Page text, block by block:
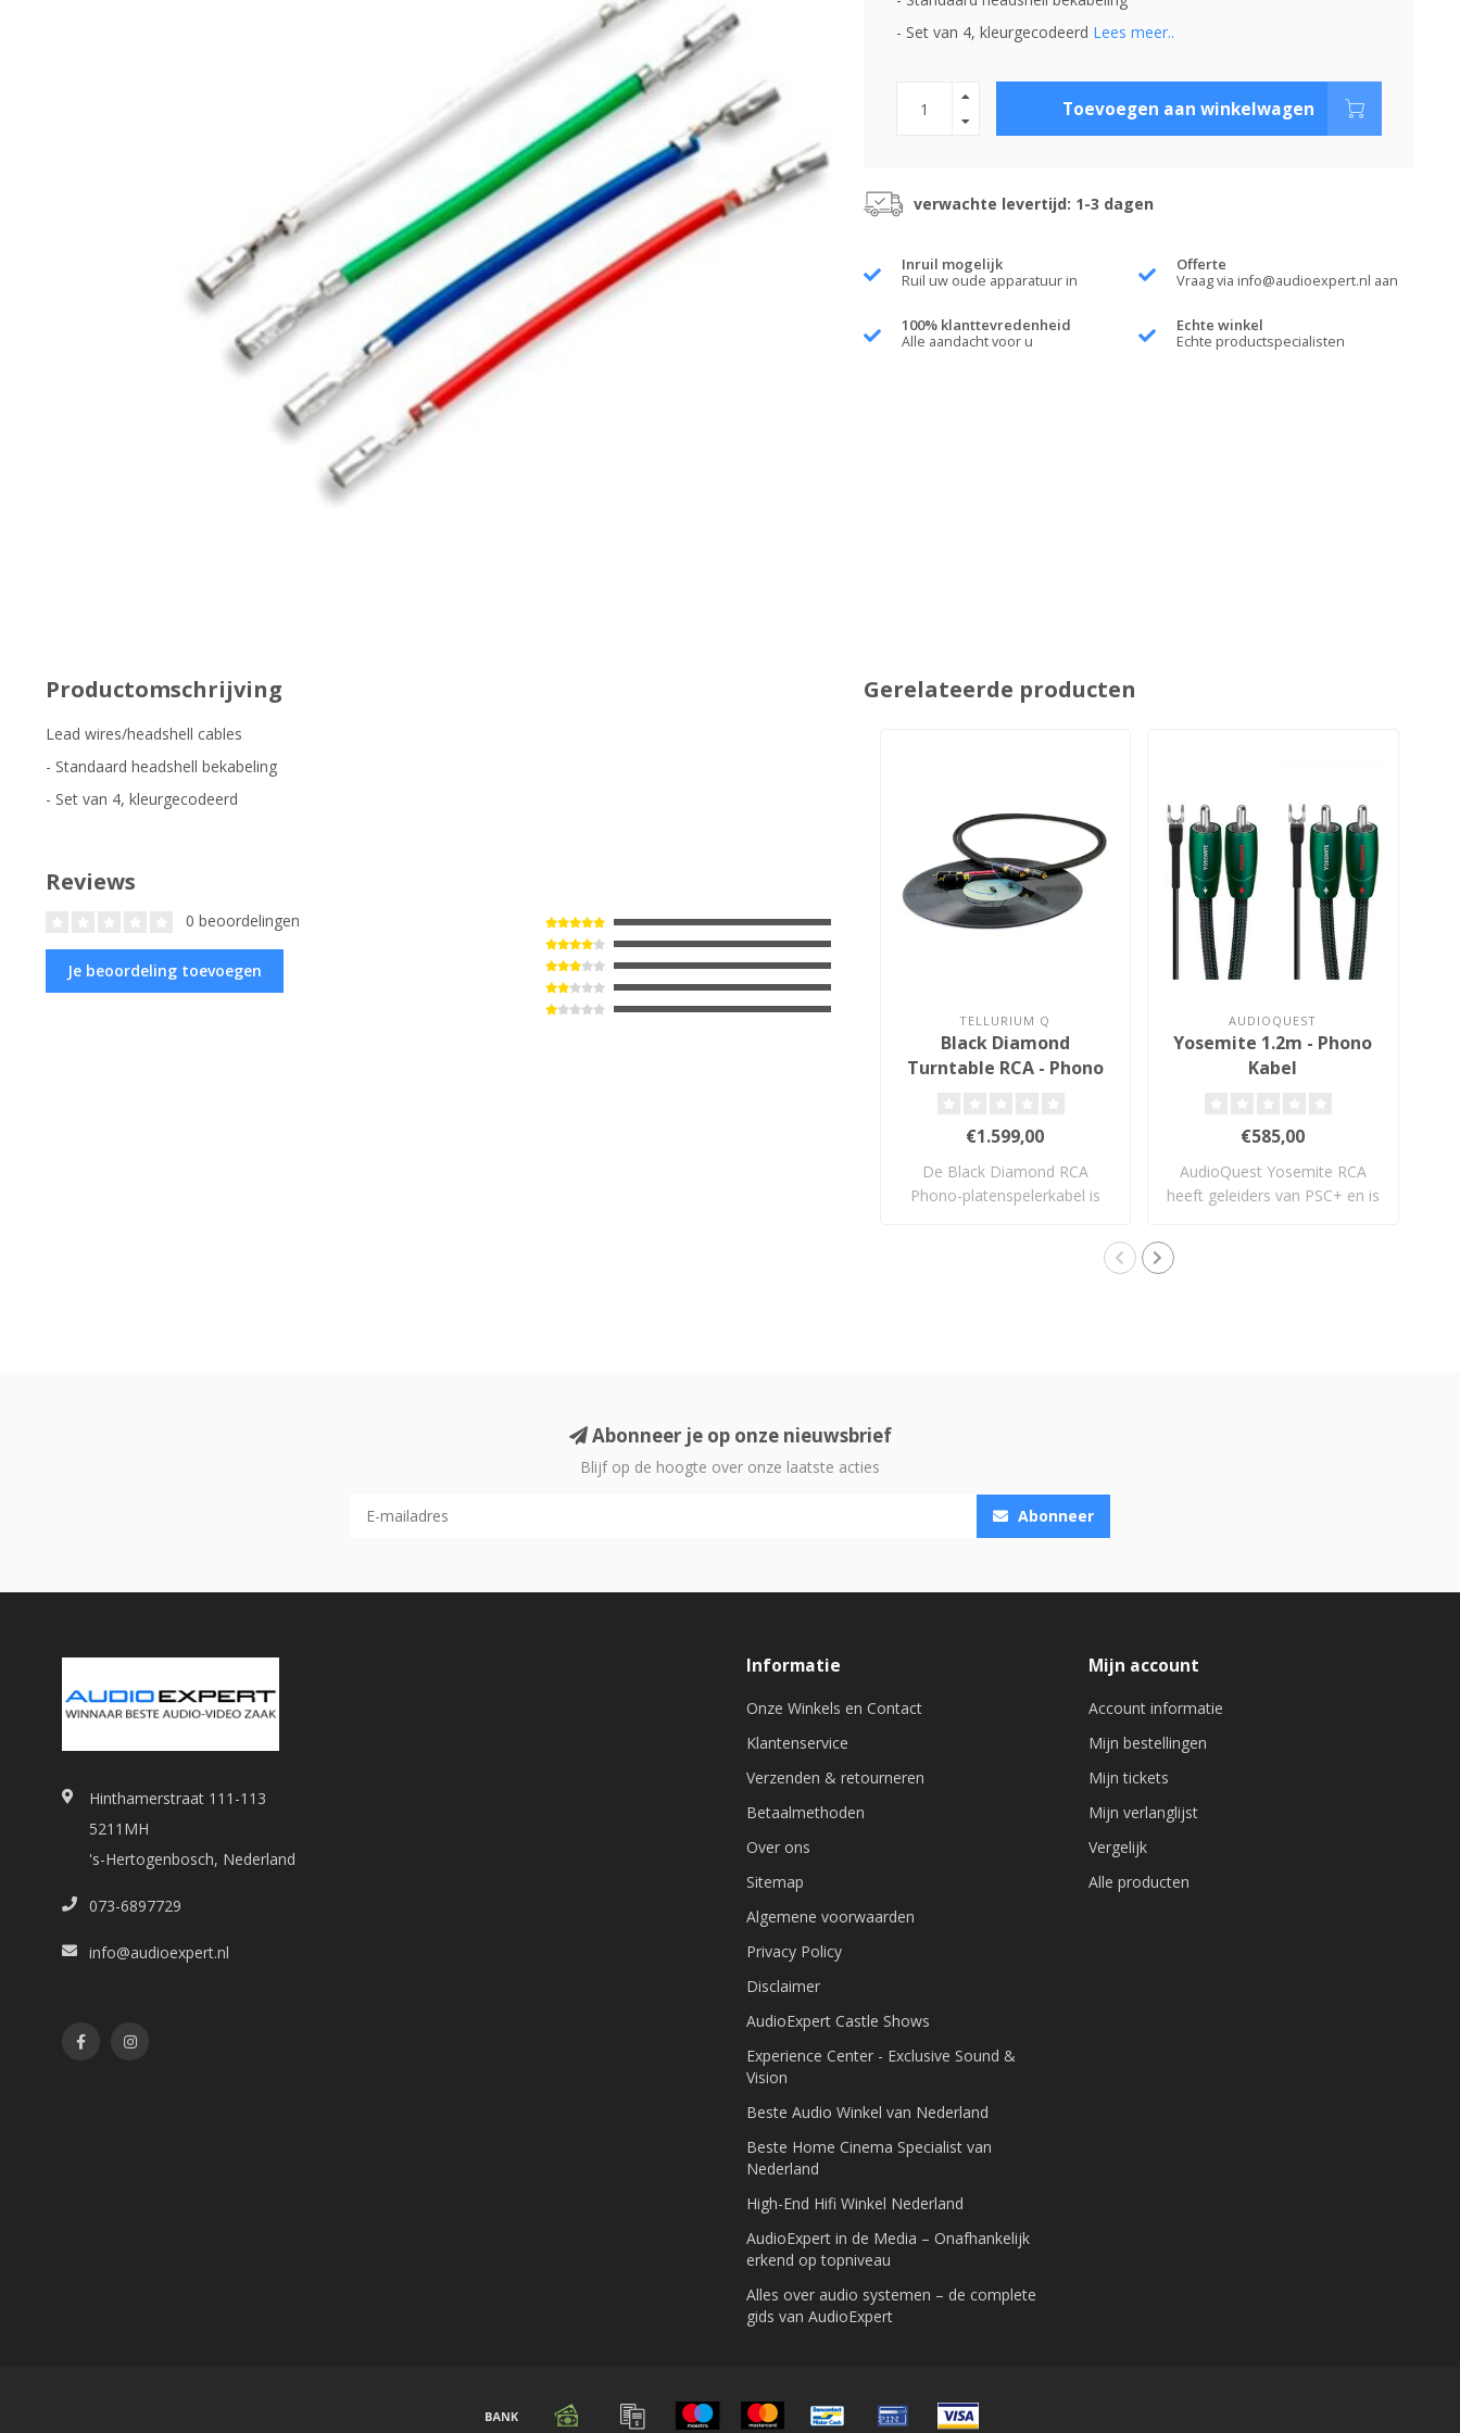
- Set van 4, kleurgecodeerd Lees meer..
Toevoegen aan winkelwagen
verwachte levertijd: 1-3 dagen
Inruil mogelijk
Ruil uw oude apparatuur in
Offerte
Vraag via info@audioexpert.nl aan
100% klanttevredenheid
Alle aandacht voor u
Echte winkel
Echte productspecialisten
Productomschrijving
Lead wires/headshell cables
- Standaard headshell bekabeling
- Set van 4, kleurgecodeerd
Reviews
0 beoordelingen
Je beoordeling toevoegen
Gerelateerde producten
TELLURIUM Q
Black Diamond
Turntable RCA - Phono
€1.599,00
De Black Diamond RCA
Phono-platenspelerkabel is
AUDIOQUEST
Yosemite 1.2m - Phono
Kabel
€585,00
AudioQuest Yosemite RCA
heeft geleiders van PSC+ en is
Abonneer je op onze nieuwsbrief
Blijf op de hoogte over onze laatste acties
Abonneer
Hinthamerstraat 111-113
5211MH
's-Hertogenbosch, Nederland
073-6897729
info@audioexpert.nl
Informatie
Onze Winkels en Contact
Klantenservice
Verzenden & retourneren
Betaalmethoden
Over ons
Sitemap
Algemene voorwaarden
Privacy Policy
Disclaimer
AudioExpert Castle Shows
Experience Center - Exclusive Sound &
Vision
Beste Audio Winkel van Nederland
Beste Home Cinema Specialist van
Nederland
High-End Hifi Winkel Nederland
AudioExpert in de Media – Onafhankelijk
erkend op topniveau
Alles over audio systemen – de complete
gids van AudioExpert
Mijn account
Account informatie
Mijn bestellingen
Mijn tickets
Mijn verlanglijst
Vergelijk
Alle producten